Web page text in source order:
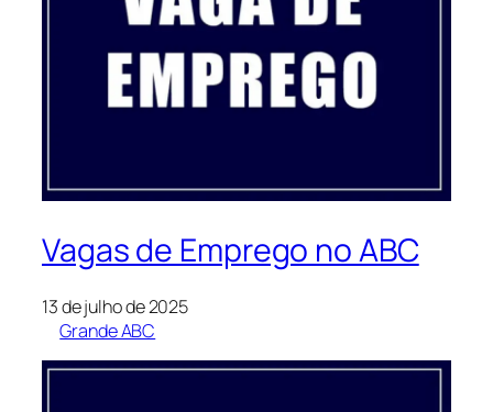
Vagas de Emprego no ABC
13 de julho de 2025
Grande ABC